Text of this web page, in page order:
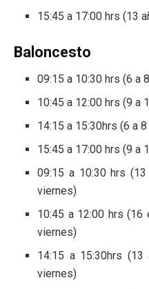
15:45 a 17:00 hrs (13
Baloncesto
09:15 a 10:30 hrs (6 a
10:45 a 12:00 hrs (9 a
14:15 a 15:30hrs (6 a
15:45 a 17:00 hrs (9 a
09:15 a 10:30 hrs
viernes)
10:45 a 12:00 hrs (16
viernes)
14:15 a 15:30hrs
viernes)